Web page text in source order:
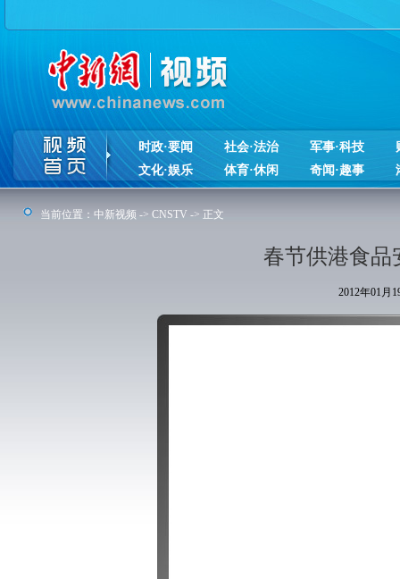
时政·要闻 社会·法治 军事·科技
文化·娱乐
体育·休闲 奇闻·趣事
当前位置： 中新视频 -> CNSTV -> 正文
春节供港食品
2012年01月